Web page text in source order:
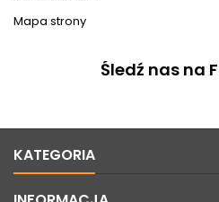
Mapa strony
Śledź nas na
KATEGORIA